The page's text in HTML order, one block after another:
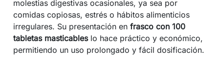
molestias digestivas ocasionales, ya sea por
comidas copiosas, estrés o hábitos alimenticios
irregulares. Su presentación en frasco con 100
tabletas masticableslo hace práctico y económico,
permitiendo un uso prolongado y fácil dosificación.